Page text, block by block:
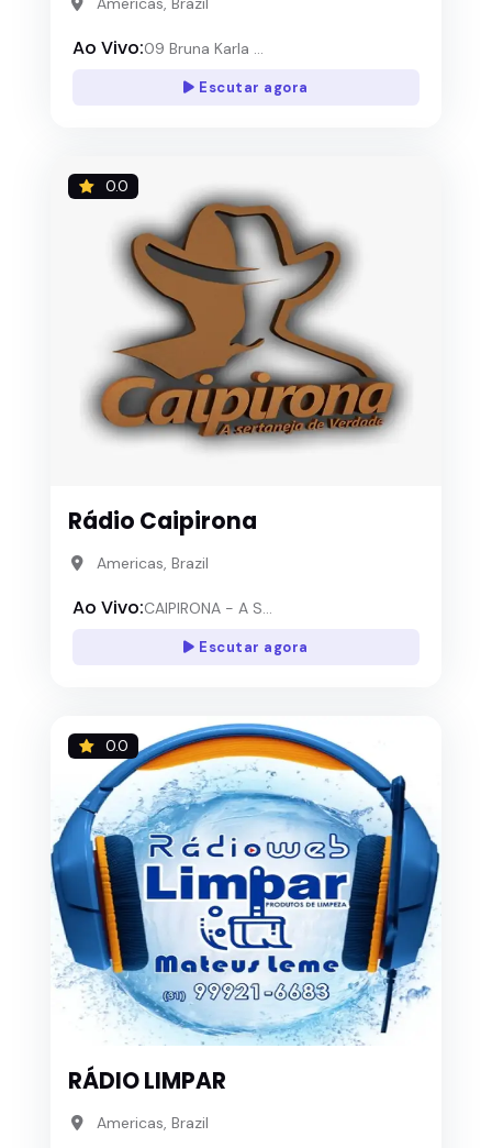
Ao Vivo:09 Bruna Karla ...
Escutar agora
0.0
Rádio Caipirona
Americas, Brazil
Ao Vivo:CAIPIRONA - A S...
Escutar agora
0.0
RÁDIO LIMPAR
Americas, Brazil